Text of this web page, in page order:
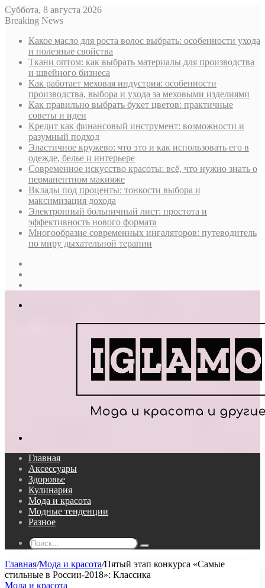
Суббота, 8 августа 2026
Breaking News
Какое масло для роста волос выбрать: особенности ухода
и полезные свойства
Ткани оптом: как выбрать материалы для производства
и швейного бизнеса
Как работает меховая индустрия: особенности
производства, выбора и ухода за меховыми изделиями
Как правильно выбрать букет цветов: практичные
советы и идеи
Кредит как финансовый инструмент: возможности и
разумный подход
Эластичное кружево: что это и как использовать его в
одежде, белье и интерьере
Современное искусство красоты: всё, что нужно знать о
перманентном макияже
Вклады под проценты: тонкости выбора и
максимизация дохода
Электронный больничный лист: простота и
эффективность нового формата
Многообразие современных ингаляторов: путеводитель
по миру дыхательной терапии
Главная
Аксессуары
Здоровье
Кулинария
Мода и красота
Модные тенденции
Разное
Поиск...
Главная/Мода и красота/Пятый этап конкурса «Самые
стильные в России-2018»: Классика
Мода и красота